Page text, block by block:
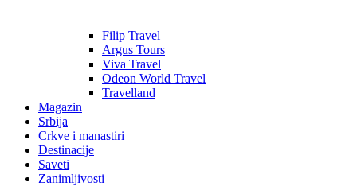
Filip Travel
Argus Tours
Viva Travel
Odeon World Travel
Travelland
Magazin
Srbija
Crkve i manastiri
Destinacije
Saveti
Zanimljivosti